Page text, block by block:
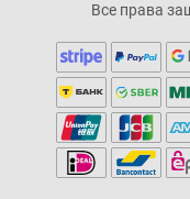
Все права